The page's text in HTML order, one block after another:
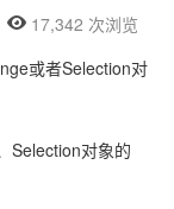
17,342 次浏览
或者Selection对
Selection对象的